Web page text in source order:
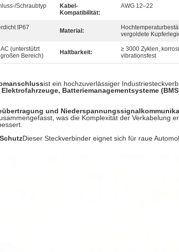
Schraubtyp
Kabel-
Kompatibilität:
AWG 12–22
IP67 Material:
vergoldete
(unterstützt
Bereich)
Haltbarkeit:
≥ 3000 Zyklen,
vibrationsfest
ist ein hochzuverlässiger
Batteriemanagementsysteme
und
was die Komplexität der Verkabelung
Dieser Steckverbinder eignet sich für raue